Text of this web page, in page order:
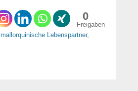
0
Freigaben
mallorquinische Lebenspartner,